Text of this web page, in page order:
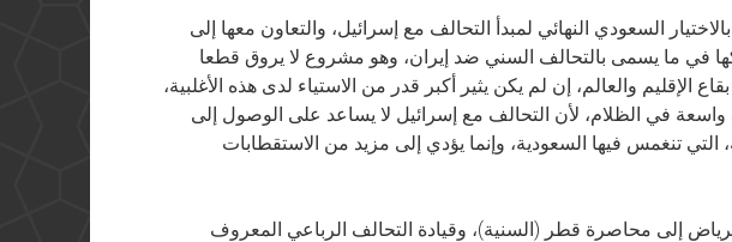
السعودي النهائي لمبدأ التحالف مع إسرائيل، والتعاون معها إلى
في ما يسمى بالتحالف السني ضد إيران، وهو مشروع لا يروق قطعا
الإقليم والعالم، إن لم يكن يثير أكبر قدر من الاستياء لدى هذه الأغلبية،
في الظلام، لأن التحالف مع إسرائيل لا يساعد على الوصول إلى
تنغمس فيها السعودية، وإنما يؤدي إلى مزيد من الاستقطابات
إلى محاصرة قطر (السنية)، وقيادة التحالف الرباعي المعروف